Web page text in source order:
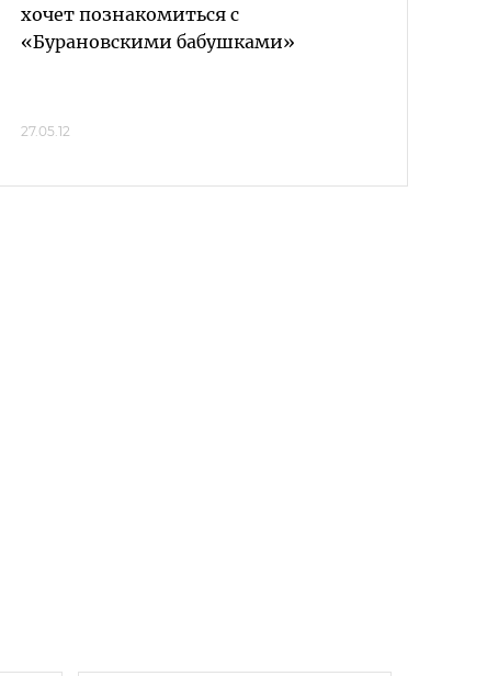
хочет познакомиться с
«Бурановскими бабушками»
27.05.12